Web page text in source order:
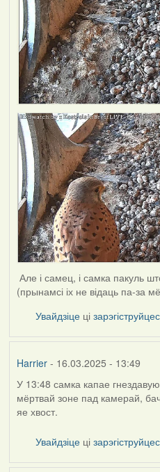
Але і самец, і самка пакуль
(прынамсі іх не відаць па-за
Увайдзіце ці
Harrier- 16.03.2025 - 13:49
У 13:48 самка капае
мёртвай зоне пад камерай,
яе хвост.
Увайдзіце ці